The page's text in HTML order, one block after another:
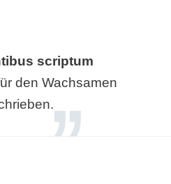
scriptum
den Wachsamen